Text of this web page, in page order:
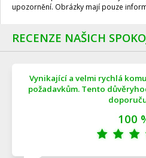
upozornění. Obrázky mají pouze
RECENZE NAŠICH
Vynikající a velmi rychlá
požadavkům. Tento
100